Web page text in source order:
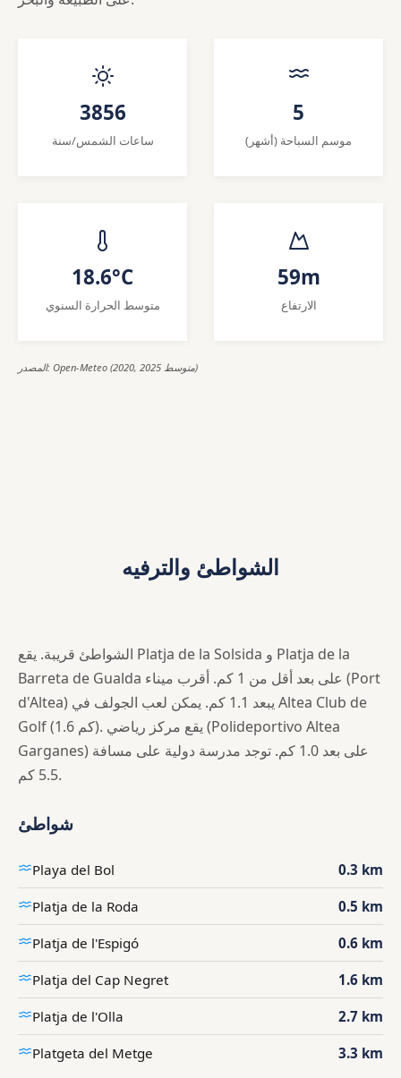
3856
ساعات الشمس/سنة
5
موسم السباحة (أشهر)
18.6°C
متوسط الحرارة السنوي
59m
الارتفاع
المصدر: Open-Meteo (2020, 2025 متوسط)
الشواطئ والترفيه
الشواطئ قريبة. يقع Platja de la Solsida و Platja de la
Barreta de Gualda على بعد أقل من 1 كم. أقرب ميناء (Port
d'Altea) يبعد 1.1 كم. يمكن لعب الجولف في Altea Club de
Golf (1.6 كم). يقع مركز رياضي (Polideportivo Altea
Garganes) على بعد 1.0 كم. توجد مدرسة دولية على مسافة
5.5 كم.
شواطئ
Playa del Bol 0.3 km
Platja de la Roda 0.5 km
Platja de l'Espigó 0.6 km
Platja del Cap Negret 1.6 km
Platja de l'Olla 2.7 km
Platgeta del Metge 3.3 km